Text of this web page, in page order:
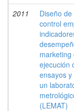
2011
Diseño
control
marketing
ejecución
ensayos
un
(LEMAT)